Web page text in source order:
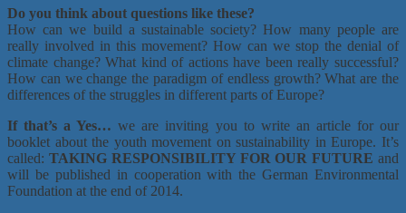
Do you think about questions like these?
How can we build a sustainable society? How many people are
really involved in this movement? How can we stop the denial of
climate change? What kind of actions have been really successful?
How can we change the paradigm of endless growth? What are the
differences of the struggles in different parts of Europe?
If that’s a Yes… we are inviting you to write an article for our
booklet about the youth movement on sustainability in Europe. It’s
called: TAKING RESPONSIBILITY FOR OUR FUTURE and
will be published in cooperation with the German Environmental
Foundation at the end of 2014.